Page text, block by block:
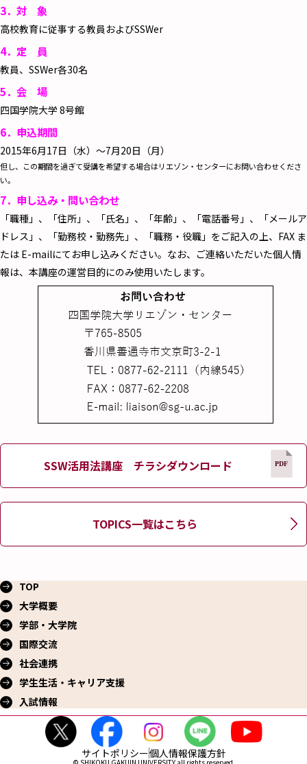
3．対 象
高校教育に従事する教員およびSSWer
4．定 員
教員、SSWer各30名
5．会 場
四国学院大学 8号館
6．申込期間
2015年6月17日（水）～7月20日（月）
但し、この期間を過ぎて受講を希望する場合はリエゾン・センターにお問い合わせくださ
い。
7．申し込み・問い合わせ
「職種」、「住所」、「氏名」、「年齢」、「電話番号」、「メールア
ドレス」、「勤務校・勤務先」、「職務・役職」をご記入の上、FAX ま
たは E-mailにてお申し込みください。なお、ご連絡いただいた個人情
報は、本講座の運営目的にのみ使用いたします。
SSW活用法講座 チラシダウンロード
TOPICS一覧はこちら
TOP
大学概要
学部・大学院
国際交流
社会連携
学生生活・ キャリア支援
入試情報
サイトポリシー個人情報保護方針